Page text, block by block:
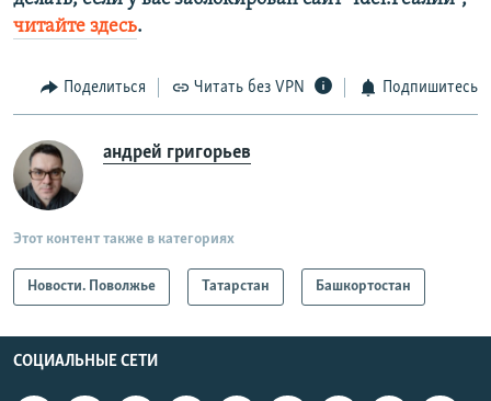
читайте здесь.
Поделиться Читать без VPN Подпишитесь
андрей григорьев
Этот контент также в категориях
Новости. Поволжье Татарстан Башкортостан
СОЦИАЛЬНЫЕ СЕТИ